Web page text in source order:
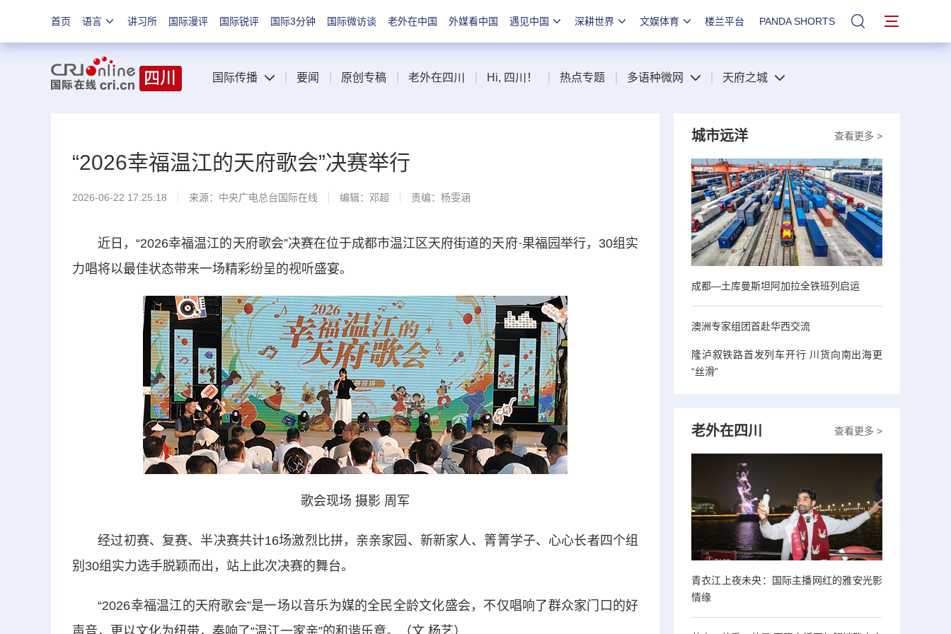
首页 语言 讲习所 国际漫评 国际锐评 国际3分钟 国际微访谈 老外在中国 外媒看中国 遇见中国 深耕世界 文娱体育 楼兰平台 PANDA SHORTS 站内搜索
国际传播 要闻 原创专稿 老外在四川 Hi, 四川！ 热点专题 多语种微网 天府之城
“2026幸福温江的天府歌会”决赛举行
2026-06-22 17:25:18 来源：中央广电总台国际在线 编辑：邓超 责编：杨雯涵
近日，“2026幸福温江的天府歌会”决赛在位于成都市温江区天府街道的天府·果福园举行，30组实
力唱将以最佳状态带来一场精彩纷呈的视听盛宴。
歌会现场 摄影 周军
经过初赛、复赛、半决赛共计16场激烈比拼，亲亲家园、新新家人、箐箐学子、心心长者四个组
别30组实力选手脱颖而出，站上此次决赛的舞台。
“2026幸福温江的天府歌会”是一场以音乐为媒的全民全龄文化盛会，不仅唱响了群众家门口的好
声音，更以文化为纽带，奏响了“温江一家亲”的和谐乐章。（文 杨艺）
查看更多 >
城市远洋
成都—土库曼斯坦阿加拉全铁班列启运
澳洲专家组团首赴华西交流
隆泸叙铁路首发列车开行 川货向南出海更
“丝滑”
查看更多 >
老外在四川
青衣江上夜未央：国际主播网红的雅安光影
情缘